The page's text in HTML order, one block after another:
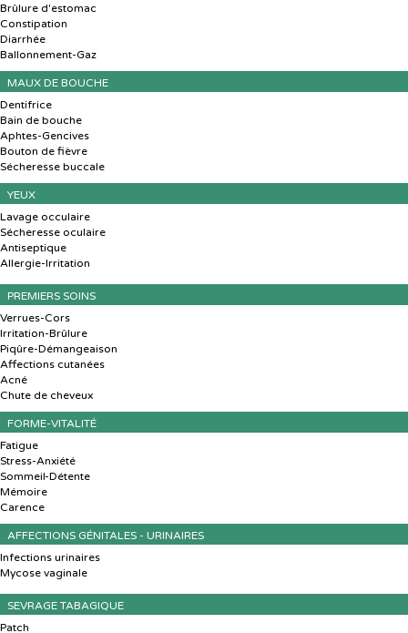
Brûlure d'estomac
Constipation
Diarrhée
Ballonnement-Gaz
MAUX DE BOUCHE
Dentifrice
Bain de bouche
Aphtes-Gencives
Bouton de fièvre
Sécheresse buccale
YEUX
Lavage occulaire
Sécheresse oculaire
Antiseptique
Allergie-Irritation
PREMIERS SOINS
Verrues-Cors
Irritation-Brûlure
Piqûre-Démangeaison
Affections cutanées
Acné
Chute de cheveux
FORME-VITALITÉ
Fatigue
Stress-Anxiété
Sommeil-Détente
Mémoire
Carence
AFFECTIONS GÉNITALES - URINAIRES
Infections urinaires
Mycose vaginale
SEVRAGE TABAGIQUE
Patch